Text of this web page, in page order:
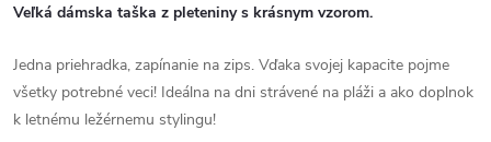
Veľká dámska taška z pleteniny s krásnym vzorom.
Jedna priehradka, zapínanie na zips. Vďaka svojej kapacite pojme
všetky potrebné veci! Ideálna na dni strávené na pláži a ako doplnok
k letnému ležérnemu stylingu!